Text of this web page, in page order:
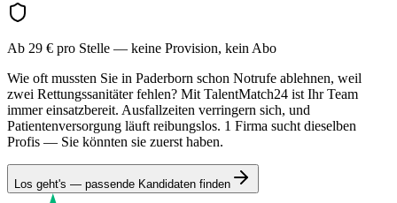
Ab 29 € pro Stelle — keine Provision, kein Abo
Wie oft mussten Sie in Paderborn schon Notrufe ablehnen, weil
zwei Rettungssanitäter fehlen? Mit TalentMatch24 ist Ihr Team
immer einsatzbereit. Ausfallzeiten verringern sich, und
Patientenversorgung läuft reibungslos. 1 Firma sucht dieselben
Profis — Sie könnten sie zuerst haben.
Los geht's — passende Kandidaten finden